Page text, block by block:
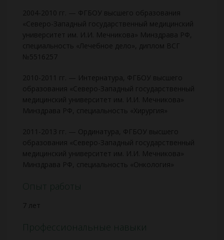
2004-2010 гг. — ФГБОУ высшего образования
«Северо-Западный государственный медицинский
университет им. И.И. Мечникова» Минздрава РФ,
специальность «Лечебное дело», диплом ВСГ
№5516257
2010-2011 гг. — Интернатура, ФГБОУ высшего
образования «Северо-Западный государственный
медицинский университет им. И.И. Мечникова»
Минздрава РФ, специальность «Хирургия»
2011-2013 гг. — Ординатура, ФГБОУ высшего
образования «Северо-Западный государственный
медицинский университет им. И.И. Мечникова»
Минздрава РФ, специальность «Онкология»
Опыт работы
7 лет
Профессиональные навыки